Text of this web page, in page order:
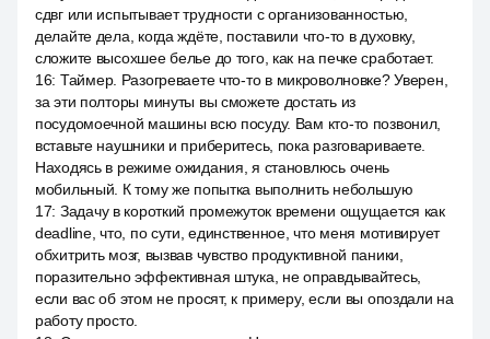
сдвг или испытывает трудности с организованностью,
делайте дела, когда ждёте, поставили что-то в духовку,
сложите высохшее белье до того, как на печке сработает.
16: Таймер. Разогреваете что-то в микроволновке? Уверен,
за эти полторы минуты вы сможете достать из
посудомоечной машины всю посуду. Вам кто-то позвонил,
вставьте наушники и приберитесь, пока разговариваете.
Находясь в режиме ожидания, я становлюсь очень
мобильный. К тому же попытка выполнить небольшую
17: Задачу в короткий промежуток времени ощущается как
deadline, что, по сути, единственное, что меня мотивирует
обхитрить мозг, вызвав чувство продуктивной паники,
поразительно эффективная штука, не оправдывайтесь,
если вас об этом не просят, к примеру, если вы опоздали на
работу просто.